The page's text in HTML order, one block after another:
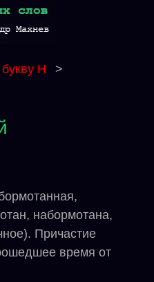
Н >
набормотана,
Причастие
время от